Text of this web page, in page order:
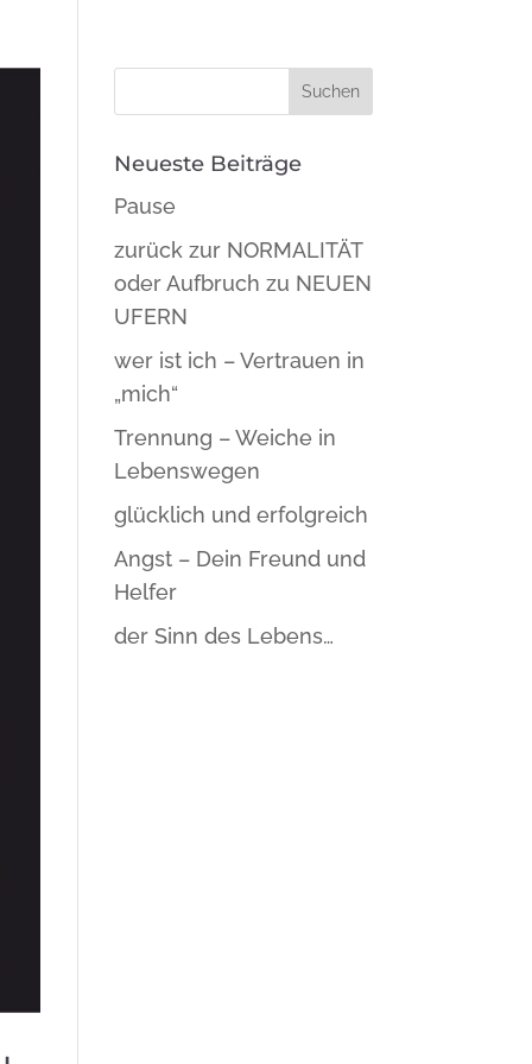
Neueste Beiträge
Pause
zurück zur NORMALITÄT
oder Aufbruch zu NEUEN
UFERN
wer ist ich – Vertrauen in
„mich“
Trennung – Weiche in
Lebenswegen
glücklich und erfolgreich
Angst – Dein Freund und
Helfer
der Sinn des Lebens…